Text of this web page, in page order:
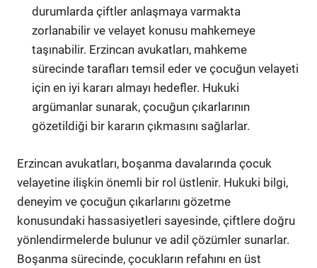
durumlarda çiftler anlaşmaya varmakta
zorlanabilir ve velayet konusu mahkemeye
taşınabilir. Erzincan avukatları, mahkeme
sürecinde tarafları temsil eder ve çocuğun velayeti
için en iyi kararı almayı hedefler. Hukuki
argümanlar sunarak, çocuğun çıkarlarının
gözetildiği bir kararın çıkmasını sağlarlar.
Erzincan avukatları, boşanma davalarında çocuk
velayetine ilişkin önemli bir rol üstlenir. Hukuki bilgi,
deneyim ve çocuğun çıkarlarını gözetme
konusundaki hassasiyetleri sayesinde, çiftlere doğru
yönlendirmelerde bulunur ve adil çözümler sunarlar.
Boşanma sürecinde, çocukların refahını en üst